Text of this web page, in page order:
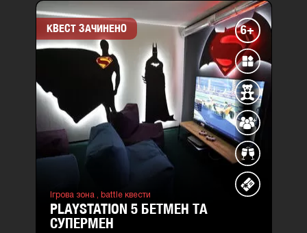
КВЕСТ ЗАЧИНЕНО 6+
Ігрова зона , battle квести
PLAYSTATION 5 БЕТМЕН ТА
СУПЕРМЕН